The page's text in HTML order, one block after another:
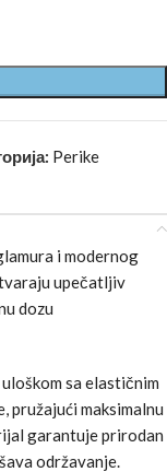
Perike
i modernog
upečatljiv
dozu
sa elastičnim
pružajući maksimalnu
garantuje prirodan
održavanje.